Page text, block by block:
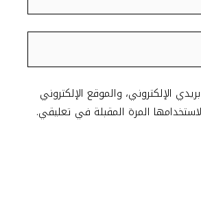
الإلكتروني، والموقع الإلكتروني
المرة المقبلة في تعليقي.